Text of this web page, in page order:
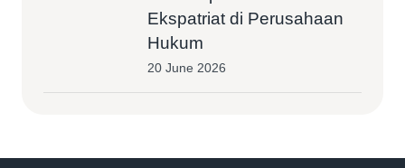
Ekspatriat di Perusahaan
Hukum
20 June 2026